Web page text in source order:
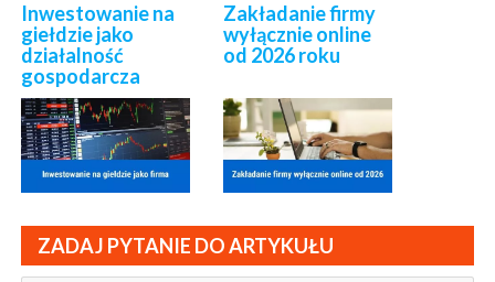
Inwestowanie na
giełdzie jako
działalność
gospodarcza
Zakładanie firmy
wyłącznie online
od 2026 roku
ZADAJ PYTANIE DO ARTYKUŁU